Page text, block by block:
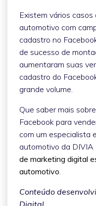
Existem vários
automotivo com
cadastro no
de sucesso de
aumentaram suas
cadastro do
grande volume.
Que saber mais
Facebook para
com um especialista
automotivo da
de marketing digital
automotivo
Conteúdo
Digital